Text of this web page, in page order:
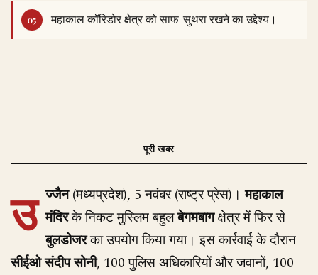
महाकाल कॉरिडोर क्षेत्र को साफ-सुथरा रखने का उद्देश्य।
उ ज्जैन(मध्यप्रदेश), 5 नवंबर (राष्ट्र प्रेस)।महाकाल
मंदिरके निकट मुस्लिम बहुलबेगमबागक्षेत्र में फिर से
बुलडोजरका उपयोग किया गया। इस कार्रवाई के दौरान
सीईओ संदीप सोनी, 100 पुलिस अधिकारियों और जवानों, 100